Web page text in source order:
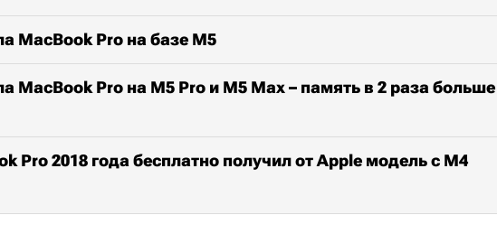
MacBook Pro на базе M5
MacBook Pro на M5 Pro и M5 Max – память в 2 раза больше
Pro 2018 года бесплатно получил от Apple модель с M4